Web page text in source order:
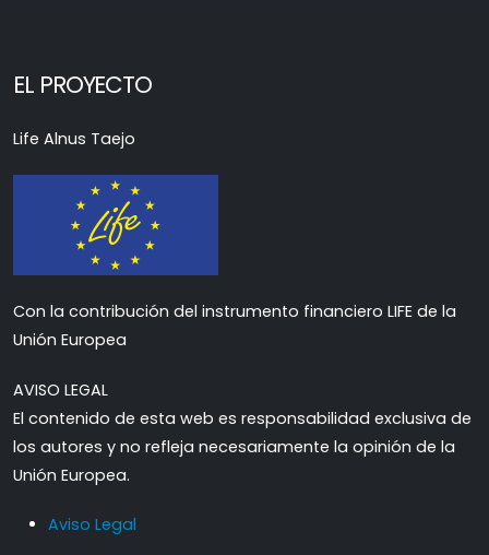
EL PROYECTO
Life Alnus Taejo
Con la contribución del instrumento financiero LIFE de la
Unión Europea
AVISO LEGAL
El contenido de esta web es responsabilidad exclusiva de
los autores y no refleja necesariamente la opinión de la
Unión Europea.
Aviso Legal